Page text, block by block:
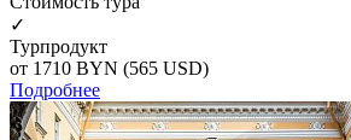
✓
Турпродукт
от 1710 BYN (565 USD)
Подробнее